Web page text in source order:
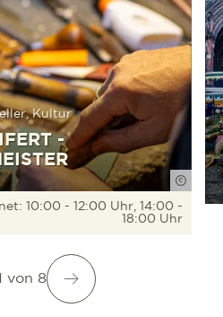
Kultur
-
10:00 - 12:00 Uhr, 14:00 -
18:00 Uhr
von 8